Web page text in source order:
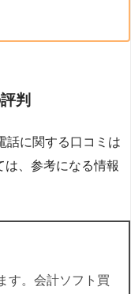
判
話に関する口コミは
は、参考になる情報
す。会計ソフト買